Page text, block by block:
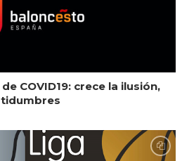
COVID19: crece la ilusión,